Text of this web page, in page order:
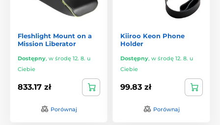
Fleshlight Mount on a
Mission Liberator
Dostępny, w środę 12. 8. u
Ciebie
833.17 zł
Porównaj
Kiiroo Keon Phone
Holder
Dostępny, w środę 12. 8. u
Ciebie
99.83 zł
Porównaj